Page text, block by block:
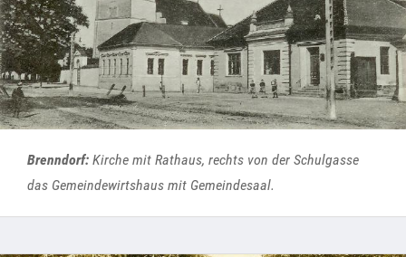
Brenndorf: Kirche mit Rathaus, rechts von der Schulgasse
das Gemeindewirtshaus mit Gemeindesaal.